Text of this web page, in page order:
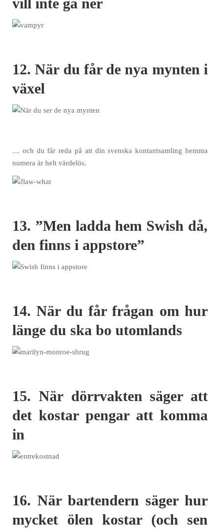
vill inte gå ner
12. När du får de nya mynten i
växel
… och du får reda på att din svenska kontantsamling hemma
numera är helt värdelös.
13. ”Men ladda hem Swish då,
den finns i appstore”
14. När du får frågan om hur
länge du ska bo utomlands
15. När dörrvakten säger att
det kostar pengar att komma
in
16. När bartendern säger hur
mycket ölen kostar (och sen